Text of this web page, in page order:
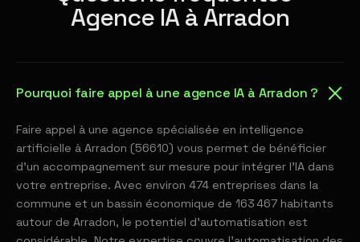
Agence IA à Arradon
Pourquoi faire appel à une agence IA à Arradon ?
Faire appel à une agence spécialisée en intelligence
artificielle à Arradon (56610) vous permet de bénéficier
d'un accompagnement sur mesure pour intégrer l'IA dans
votre entreprise. Avec environ 474 entreprises dans la
commune et un bassin économique de 163 467 habitants
autour de Arradon, le potentiel d'automatisation est